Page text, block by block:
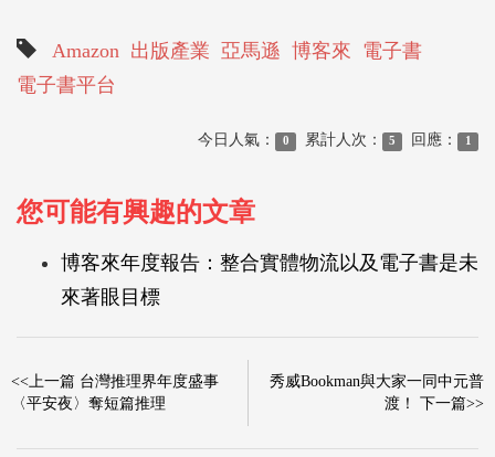
Amazon 出版產業 亞馬遜 博客來 電子書
電子書平台
今日人氣： 0 累計人次： 5 回應： 1
您可能有興趣的文章
博客來年度報告：整合實體物流以及電子書是未
來著眼目標
<<上一篇 台灣推理界年度盛事
〈平安夜〉奪短篇推理
秀威Bookman與大家一同中元普
渡！ 下一篇>>